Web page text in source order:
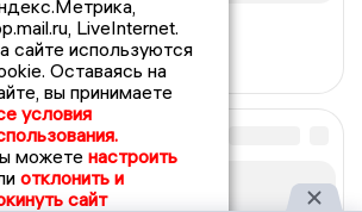
LiveInternet.
сайте используются
Оставаясь на
вы принимаете
условия
можете настроить
отклонить и
сайт